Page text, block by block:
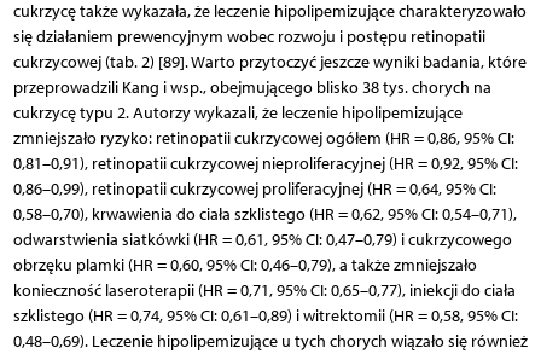
cukrzycę także wykazała, że leczenie hipolipemizujące charakteryzowało
się działaniem prewencyjnym wobec rozwoju i postępu retinopatii
cukrzycowej (tab. 2) [89]. Warto przytoczyć jeszcze wyniki badania, które
przeprowadzili Kang i wsp., obejmującego blisko 38 tys. chorych na
cukrzycę typu 2. Autorzy wykazali, że leczenie hipolipemizujące
zmniejszało ryzyko: retinopatii cukrzycowej ogółem (HR = 0,86, 95% CI:
0,81–0,91), retinopatii cukrzycowej nieproliferacyjnej (HR = 0,92, 95% CI:
0,86–0,99), retinopatii cukrzycowej proliferacyjnej (HR = 0,64, 95% CI:
0,58–0,70), krwawienia do ciała szklistego (HR = 0,62, 95% CI: 0,54–0,71),
odwarstwienia siatkówki (HR = 0,61, 95% CI: 0,47–0,79) i cukrzycowego
obrzęku plamki (HR = 0,60, 95% CI: 0,46–0,79), a także zmniejszało
konieczność laseroterapii (HR = 0,71, 95% CI: 0,65–0,77), iniekcji do ciała
szklistego (HR = 0,74, 95% CI: 0,61–0,89) i witrektomii (HR = 0,58, 95% CI:
0,48–0,69). Leczenie hipolipemizujące u tych chorych wiązało się również